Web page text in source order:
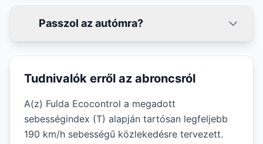
Passzol az autómra?
Tudnivalók erről az abroncsról
A(z) Fulda Ecocontrol a megadott
sebességindex (T) alapján tartósan legfeljebb
190 km/h sebességű közlekedésre tervezett.